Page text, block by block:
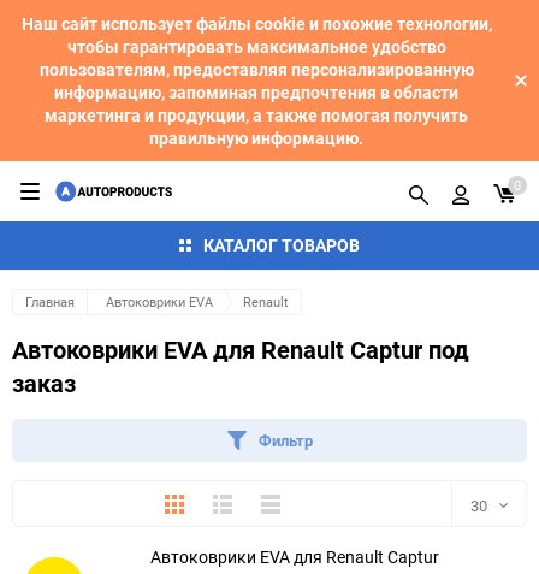
Наш сайт использует файлы cookie и похожие технологии,
чтобы гарантировать максимальное удобство
пользователям, предоставляя персонализированную
информацию, запоминая предпочтения в области
маркетинга и продукции, а также помогая получить
правильную информацию.
КАТАЛОГ ТОВАРОВ
0
Главная Автоковрики EVA Renault
Автоковрики EVA для Renault Captur под
заказ
Фильтр
ПлиткаПодробноКомпактно 30
Автоковрики EVA для Renault Captur